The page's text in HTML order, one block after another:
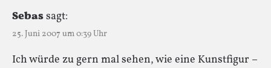
Sebassagt:
25. Juni 2007 um 0:39 Uhr
Ich würde zu gern mal sehen, wie eine Kunstfigur –